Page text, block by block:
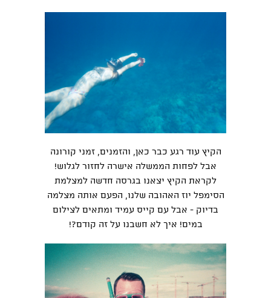
הקיץ עוד רגע כבר כאן, והזמנים, זמני קורונה
אבל לפחות הממשלה אישרה לחזור לגלוש!
לקראת הקיץ יצאנו בגרסה חדשה למצלמת
הסימפל יוז האהובה שלנו, הפעם אותה מצלמה
בדיוק - אבל עם קייס עמיד ומתאים לצילום
במים! איך לא חשבנו על זה קודם?!